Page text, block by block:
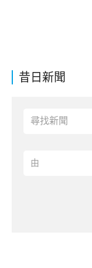
昔日新聞